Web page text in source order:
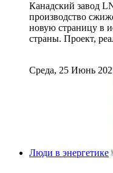
Канадский завод
производство
новую страницу в
страны. Проект,
Среда, 25 Июнь
Люди в энергетике